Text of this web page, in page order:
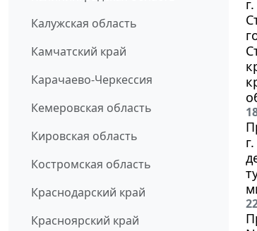
Калужская область
Камчатский край
Карачаево-Черкессия
Кемеровская область
Кировская область
Костромская область
Краснодарский край
Красноярский край